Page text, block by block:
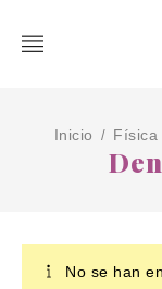
Inicio / Física
No se han